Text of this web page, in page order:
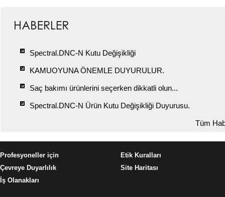
Spectral.DNC-N Kutu Değişikliği
KAMUOYUNA ÖNEMLE DUYURULUR.
Saç bakımı ürünlerini seçerken dikkatli olun...
Spectral.DNC-N Ürün Kutu Değişikliği Duyurusu.
Tüm
Profesyoneller için
Çevreye Duyarlılık
İş Olanakları
Etik Kuralları
Site Haritası